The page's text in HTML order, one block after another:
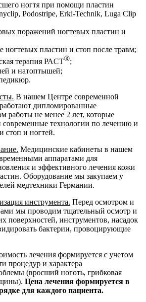
ногтя при помощи пластин
Podostripe, Erki-Technik, Luga Clip
поражений ногтевых пластин и
ногтевых пластин и стоп после травм;
терапия РАCТ®;
и натоптышей;
В нашем Центре современной
дипломированные
работы не менее 2 лет, которые
современные технологии по лечению и
стоп и ногтей.
Медицинские кабинеты в нашем
аппаратами для
и эффективного лечения кожи
Оборудование мы закупаем у
медтехники Германии.
инструмента. Перед осмотром и
мы проводим тщательный осмотр и
поверхностей, инструментов, насадок
бактерии, провоцирующие
лечения формируется с учетом
процедур и характера
(вросший ноготь, грибковая
Цена лечения формируется в
для каждого пациента.